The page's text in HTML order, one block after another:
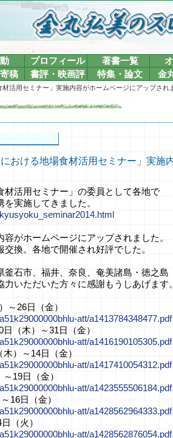
プロフィール 著書一覧
稿 書評・映画評 特集・論文 金
活用セミナー」実施内容がホームページにアップされ
おける地場食材活用セミナー」実施
活用セミナー」の委員として各地で
実施してきました。
がホームページにアップされました。
換。各地で開催され好評でした。
石市、福井、奈良、奄美諸島・徳之島
いただいた方々に感謝もうしあげます
26日（金）
att/a1413784348477.pdf
（木）～31日（金）
att/a1416190105305.pdf
）～14日（金）
att/a1417410054312.pdf
19日（金）
att/a1423555506184.pdf
16日（金）
att/a1428562964333.pdf
（火）
att/a1428562876054.pdf